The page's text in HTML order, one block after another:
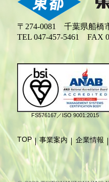
〒274-0081 千葉県船橋
TEL 047-457-5461 FAX
FS576167／ISO 9001:2015
TOP 事業案内 企業情報